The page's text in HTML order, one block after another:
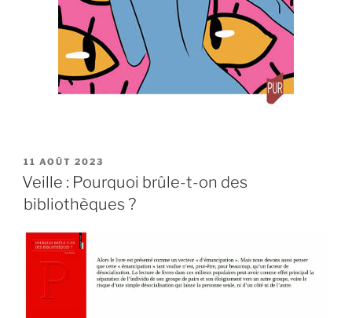
PUBLIÉ
LE
11 AOÛT 2023
Veille : Pourquoi brûle-t-on des
bibliothèques ?